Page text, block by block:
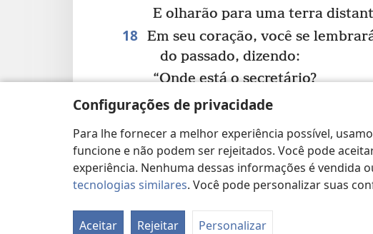
Configurações de privacidade
Para lhe fornecer a melhor experiência possível,
funcione e não podem ser rejeitados. Você pode
experiência. Nenhuma dessas informações é vendida
tecnologias similares. Você pode personalizar suas
Aceitar Rejeitar Personalizar
E olharão para uma terra
18 Em seu coração, você se
do passado, dizendo:
“Onde está o secretário?
Onde está o homem que pesava
Onde está aquele que contava as
19 Você não verá mais o povo
Um povo cujo idioma é difícil*
compreender,
Cuja língua estranha
v